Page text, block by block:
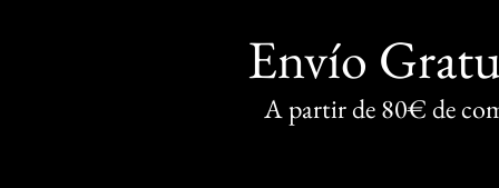
Envío
A partir de 80€ de